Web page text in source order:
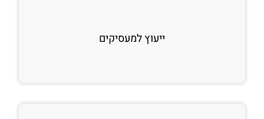
ייעוץ למעסיקים